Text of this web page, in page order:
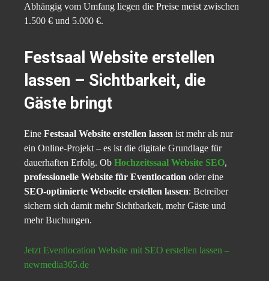
Abhängig vom Umfang liegen die Preise meist zwischen
1.500 € und 5.000 €.
Festsaal Website erstellen
lassen – Sichtbarkeit, die
Gäste bringt
Eine Festsaal Website erstellen lassen ist mehr als nur
ein Online-Projekt – es ist die digitale Grundlage für
dauerhaften Erfolg. Ob Hochzeitssaal Website SEO,
professionelle Website für Eventlocation oder eine
SEO-optimierte Webseite erstellen lassen: Betreiber
sichern sich damit mehr Sichtbarkeit, mehr Gäste und
mehr Buchungen.
Jetzt Eventlocation Website mit SEO erstellen lassen –
newmedia365.de